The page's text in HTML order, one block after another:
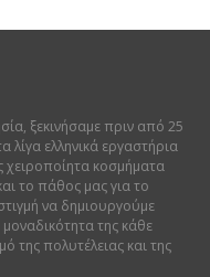
ξεκινήσαμε πριν από 25
λίγα ελληνικά εργαστήρια
χειροποίητα κοσμήματα
το πάθος μας για το
να δημιουργούμε
της κάθε
της πολυτέλειας και της